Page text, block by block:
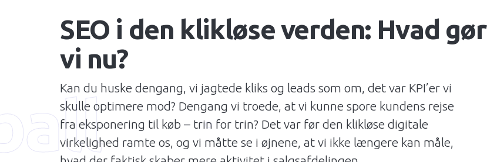
SEO i den klikløse verden: Hvad gør
vi nu?
Kan du huske dengang, vi jagtede kliks og leads som om, det var KPI’er vi
skulle optimere mod? Dengang vi troede, at vi kunne spore kundens rejse
fra eksponering til køb – trin for trin? Det var før den klikløse digitale
virkelighed ramte os, og vi måtte se i øjnene, at vi ikke længere kan måle,